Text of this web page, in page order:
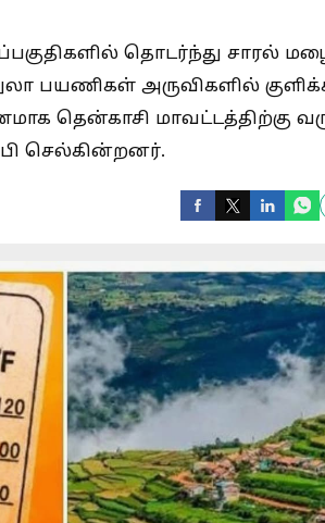
தொடர்ந்து சாரல்
பயணிகள் அருவிகளில்
தென்காசி மாவட்டத்திற்கு
செல்கின்றனர்.